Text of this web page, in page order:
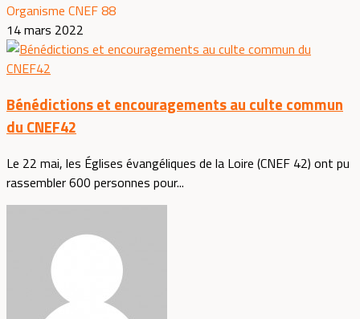
Organisme CNEF 88
14 mars 2022
Bénédictions et encouragements au culte commun
du CNEF42
Le 22 mai, les Églises évangéliques de la Loire (CNEF 42) ont pu
rassembler 600 personnes pour...